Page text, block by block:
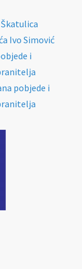
Ivo Simović
i
pobjede i